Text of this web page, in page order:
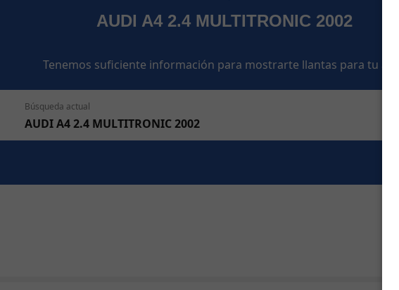
AUDI A4 2.4 MULTITRONIC 2002
Tenemos suficiente información para mostrarte llantas para tu auto
Búsqueda actual
AUDI A4 2.4 MULTITRONIC 2002